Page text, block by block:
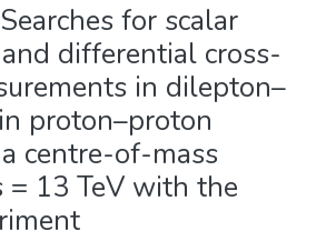
Searches for scalar
differential cross-
in dilepton–
proton–proton
centre-of-mass
= 13 TeV with the